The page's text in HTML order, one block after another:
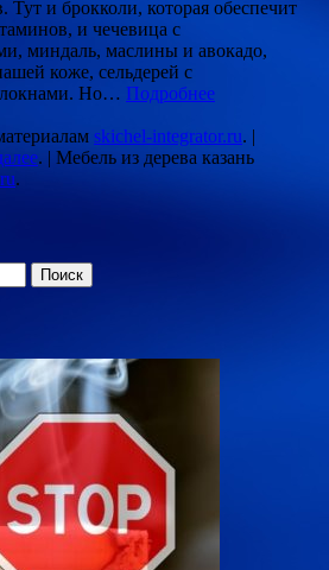
Тут и брокколи, которая обеспечит
и чечевица с
миндаль, маслины и авокадо,
коже, сельдерей с
Но… Подробнее
skichel-integrator.ru. |
. | Мебель из дерева казань
.